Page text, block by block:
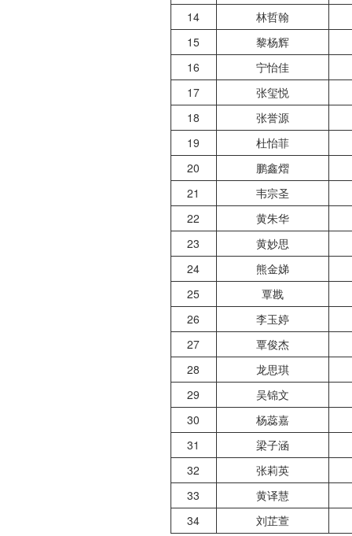
14
林哲翰
15
黎杨辉
16
宁怡佳
17
张玺悦
18
张誉源
19
杜怡菲
20
鹏鑫熠
21
韦宗圣
22
黄朱华
23
黄妙思
24
熊金娣
25
覃戡
26
李玉婷
27
覃俊杰
28
龙思琪
29
吴锦文
30
杨蕊嘉
31
梁子涵
32
张莉英
33
黄译慧
34
刘芷萱